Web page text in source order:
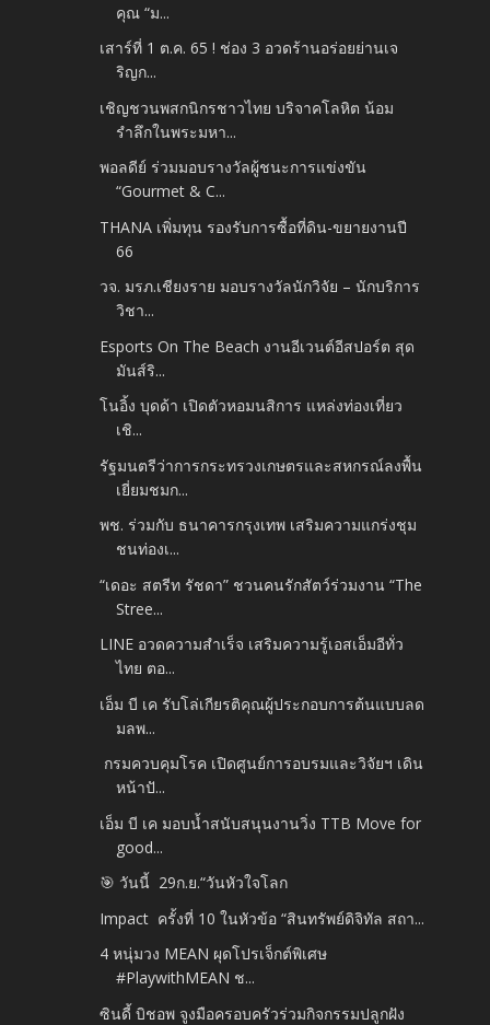
คุณ “ม...
เสาร์ที่ 1 ต.ค. 65 ! ช่อง 3 อวดร้านอร่อยย่านเจ
ริญก...
เชิญชวนพสกนิกรชาวไทย บริจาคโลหิต น้อม
รำลึกในพระมหา...
พอลดีย์ ร่วมมอบรางวัลผู้ชนะการแข่งขัน
“Gourmet & C...
THANA เพิ่มทุน รองรับการซื้อที่ดิน-ขยายงานปี
66
วจ. มรภ.เชียงราย มอบรางวัลนักวิจัย – นักบริการ
วิชา...
Esports On The Beach งานอีเวนต์อีสปอร์ต สุด
มันส์ริ...
โนอิ้ง บุดด้า เปิดตัวหอมนสิการ แหล่งท่องเที่ยว
เชิ...
รัฐมนตรีว่าการกระทรวงเกษตรและสหกรณ์ลงพื้น
เยี่ยมชมก...
พช. ร่วมกับ ธนาคารกรุงเทพ เสริมความแกร่งชุม
ชนท่องเ...
“เดอะ สตรีท รัชดา” ชวนคนรักสัตว์ร่วมงาน “The
Stree...
LINE อวดความสำเร็จ เสริมความรู้เอสเอ็มอีทั่ว
ไทย ตอ...
เอ็ม บี เค รับโล่เกียรติคุณผู้ประกอบการต้นแบบลด
มลพ...
กรมควบคุมโรค เปิดศูนย์การอบรมและวิจัยฯ เดิน
หน้าปั...
เอ็ม บี เค มอบน้ำสนับสนุนงานวิ่ง TTB Move for
good...
🎯 วันนี้ 29ก.ย.​“วันหัวใจโลก
Impact ครั้งที่ 10 ในหัวข้อ “สินทรัพย์ดิจิทัล สถา...
4 หนุ่มวง MEAN ผุดโปรเจ็กต์พิเศษ
#PlaywithMEAN ช...
ซินดี้ บิชอพ จูงมือครอบครัวร่วมกิจกรรมปลูกฝัง